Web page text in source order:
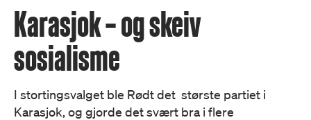
Karasjok – og skeiv
sosialisme
I stortingsvalget ble Rødt det største partiet i
Karasjok, og gjorde det svært bra i flere